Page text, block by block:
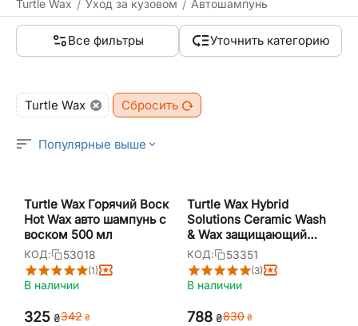
Turtle Wax / Уход за кузовом / Автошампунь
Все фильтры Уточнить категорию
Turtle Wax Сбросить
Популярные выше
Turtle Wax Горячий Воск
Hot Wax авто шампунь с
воском 500 мл
КОД: 53018
(1)
В наличии
‍325‍ ₴‍342‍ ₴
Turtle Wax Hybrid
Solutions Ceramic Wash
& Wax защищающий
керамический восковый
авто шампунь 1,42 л
КОД: 53351
(3)
В наличии
‍788‍ ₴‍830‍ ₴